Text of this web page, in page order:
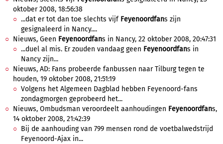
oktober 2008, 18:56:38
...dat er tot dan toe slechts vijf Feyenoordfans zijn
gesignaleerd in Nancy....
Nieuws, Geen Feyenoordfans in Nancy, 22 oktober 2008, 20:47:31
...duel al mis. Er zouden vandaag geen Feyenoordfans in
Nancy zijn...
Nieuws, AD: Fans probeerde fanbussen naar Tilburg tegen te
houden, 19 oktober 2008, 21:51:19
Volgens het Algemeen Dagblad hebben Feyenoord-fans
zondagmorgen geprobeerd het...
Nieuws, Ombudsman veroordeelt aanhoudingen Feyenoordfans,
14 oktober 2008, 21:42:39
Bij de aanhouding van 799 mensen rond de voetbalwedstrijd
Feyenoord-Ajax in...